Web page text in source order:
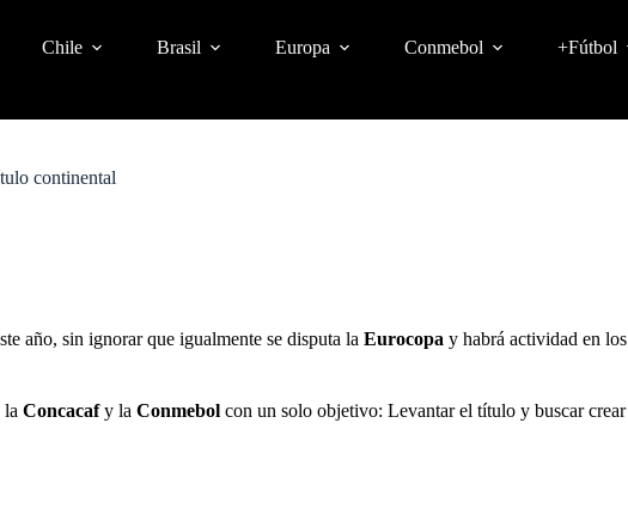
Chile Brasil Europa Conmebol +Fútbol
continental
año, sin ignorar que igualmente se disputa la Eurocopa y habrá actividad en los
la Concacafy la Conmebol con un solo objetivo: Levantar el título y buscar crear